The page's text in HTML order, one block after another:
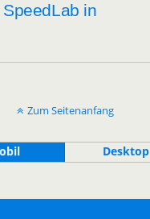
in
Zum Seitenanfang
Desktop